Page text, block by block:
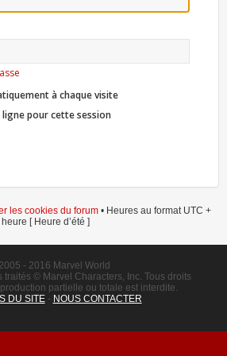
à chaque visite
pour cette session
les cookies du forum• Heures au format UTC +
heure [ Heure d’été ]
- 2016 Marvel World
traités © Marvel Characters, Inc. Tous droits
partielle ou totale est interdite.
DU SITE- NOUS CONTACTER